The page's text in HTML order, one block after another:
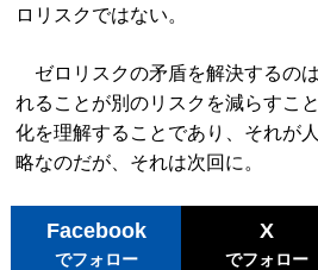
ロリスクではない。
ゼロリスクの矛盾を解決するの
れることが別のリスクを減らすこ
化を理解することであり、それが
略なのだが、それは次回に。
Facebook
でフォロー
X
でフォロー